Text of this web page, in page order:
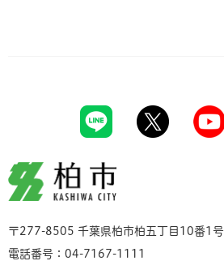
柏市
〒277-8505 千葉県柏市柏五丁目10番1号
電話番号：04-7167-1111